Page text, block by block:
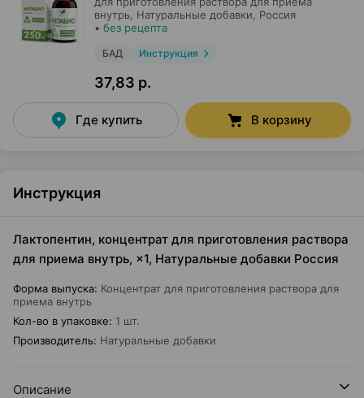
внутрь, Натуральные добавки , Россия
• без рецепта
БАД Инструкция
37,83 р.
Где купить В корзину
Инструкция
Лактопентин, концентрат для приготовления раствора
для приема внутрь, ×1, Натуральные добавки Россия
Форма выпуска: Концентрат для приготовления раствора для
приема внутрь
Кол-во в упаковке: 1 шт.
Производитель: Натуральные добавки
Описание